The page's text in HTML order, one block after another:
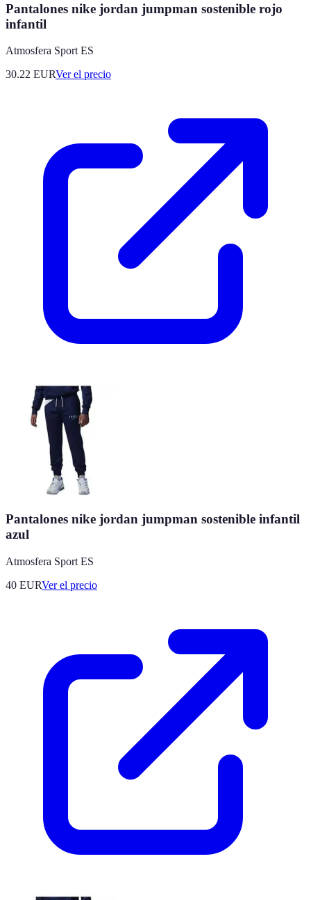
Pantalones nike jordan jumpman sostenible rojo
infantil
Atmosfera Sport ES
30.22 EURVer el precio
Pantalones nike jordan jumpman sostenible infantil
azul
Atmosfera Sport ES
40 EURVer el precio